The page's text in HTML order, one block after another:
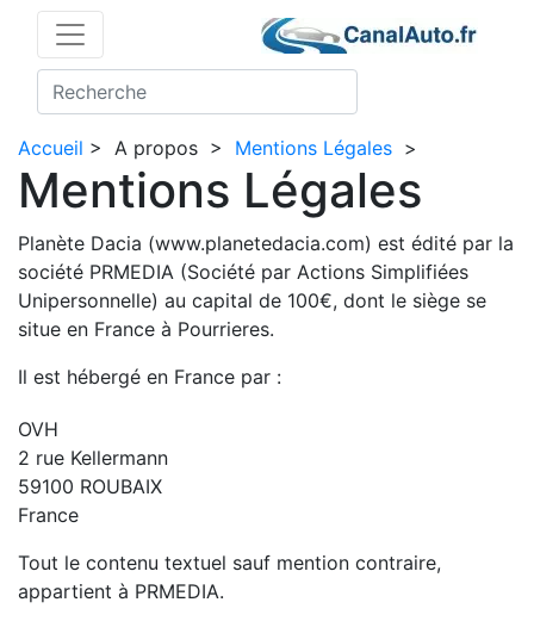
Accueil > A propos > Mentions Légales >
Mentions Légales
Planète Dacia (www.planetedacia.com) est édité par la
société PRMEDIA (Société par Actions Simplifiées
Unipersonnelle) au capital de 100€, dont le siège se
situe en France à Pourrieres.
Il est hébergé en France par :
OVH
2 rue Kellermann
59100 ROUBAIX
France
Tout le contenu textuel sauf mention contraire,
appartient à PRMEDIA.